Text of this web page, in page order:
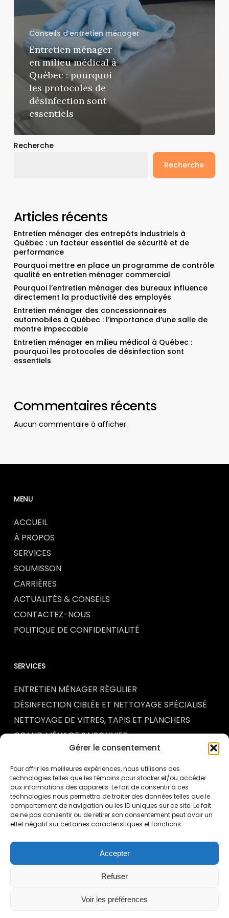
Gérer le consentement
Pour offrir les meilleures expériences, nous utilisons des
technologies telles que les témoins pour stocker et/ou accéder
aux informations des appareils. Le fait de consentir à ces
technologies nous permettra de traiter des données telles que le
comportement de navigation ou les ID uniques sur ce site. Le fait
de ne pas consentir ou de retirer son consentement peut avoir un
effet négatif sur certaines caractéristiques et fonctions.
Accepter
Refuser
Voir les préférences
Conseils d’entretien ménager
Entretien ménager
en milieu médical à
Québec : pourquoi
les protocoles de
désinfection sont
essentiels
Recherche
Recherche
Articles récents
Entretien ménager des entrepôts industriels à
Québec : un facteur essentiel de sécurité et de
performance
Pourquoi mettre en place un programme de contrôle
qualité en entretien ménager commercial
Pourquoi l’entretien ménager des bureaux influence
directement la productivité des employés
Entretien ménager des concessionnaires
automobiles à Québec : l’importance d’une salle de
montre impeccable
Entretien ménager en milieu médical à Québec :
pourquoi les protocoles de désinfection sont
essentiels
Commentaires récents
Aucun commentaire à afficher.
MENU
ACCUEIL
À PROPOS
SERVICES
SOUMISSON
CARRIÈRES
ACTUALITÉS & CONSEILS
CONTACTEZ-NOUS
POLITIQUE DE CONFIDENTIALITÉ
SERVICES
ENTRETIEN MÉNAGER RÉGULIER
DÉSINFECTION CIBLÉE ET NETTOYAGE SPÉCIALISÉ
NETTOYAGE DE VITRES, TAPIS ET PLANCHERS
GRAND MÉNAGE SAISONNIER
SERVICES PERSONNALISÉS
ACTUALITÉS & CONSEILS
ENTRETIEN MÉNAGER DES ENTREPÔTS INDUSTRIELS
À QUÉBEC : UN FACTEUR ESSENTIEL DE SÉCURITÉ ET
DE PERFORMANCE
POURQUOI METTRE EN PLACE UN PROGRAMME DE
CONTRÔLE QUALITÉ EN ENTRETIEN MÉNAGER
POURQUOI L’ENTRETIEN MÉNAGER DES BUREAUX
INFLUENCE DIRECTEMENT LA PRODUCTIVITÉ DES
ENTRETIEN MÉNAGER DES CONCESSIONNAIRES